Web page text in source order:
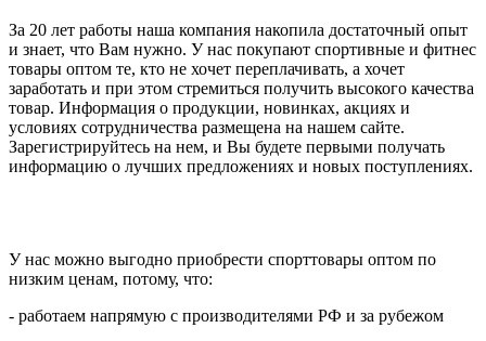
За 20 лет работы наша компания накопила достаточный опыт
и знает, что Вам нужно. У нас покупают спортивные и фитнес
товары оптом те, кто не хочет переплачивать, а хочет
заработать и при этом стремиться получить высокого качества
товар. Информация о продукции, новинках, акциях и
условиях сотрудничества размещена на нашем сайте.
Зарегистрируйтесь на нем, и Вы будете первыми получать
информацию о лучших предложениях и новых поступлениях.
У нас можно выгодно приобрести спорттовары оптом по
низким ценам, потому, что:
- работаем напрямую с производителями РФ и за рубежом